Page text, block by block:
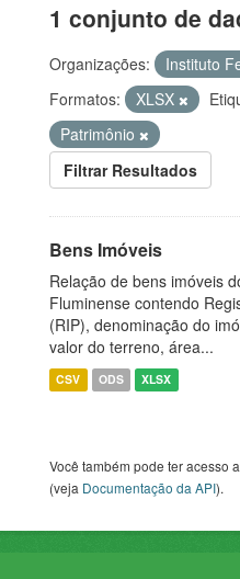
1 conjunto de
Organizações:
Instituto
Formatos:
XLSX
Patrimônio
Filtrar Resultados
Bens Imóveis
Relação de bens imóveis
Fluminense contendo
(RIP), denominação do
valor do terreno, área...
CSV ODS XLSX
Você também pode ter acesso
(veja Documentação da API).